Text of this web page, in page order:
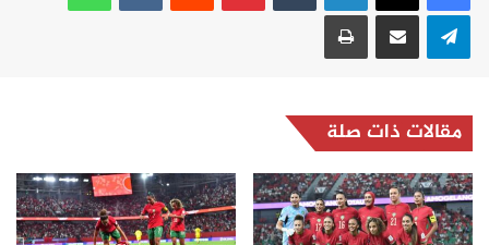
تيلقرام مشاركة عبر البريد طباعة
مقالات ذات صلة